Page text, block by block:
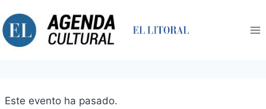
al
contenido
Este evento ha pasado.